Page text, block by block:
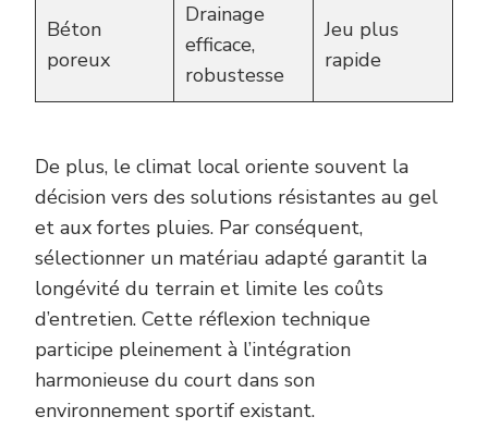
Béton
poreux
Drainage
efficace,
robustesse
Jeu plus
rapide
De plus, le climat local oriente souvent la
décision vers des solutions résistantes au gel
et aux fortes pluies. Par conséquent,
sélectionner un matériau adapté garantit la
longévité du terrain et limite les coûts
d’entretien. Cette réflexion technique
participe pleinement à l’intégration
harmonieuse du court dans son
environnement sportif existant.